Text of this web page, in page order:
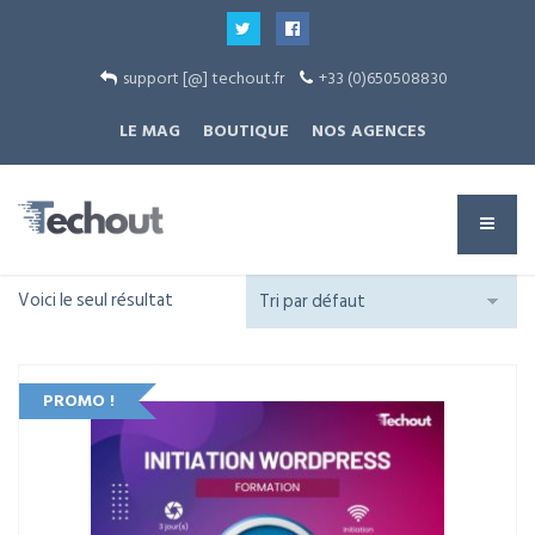
support [@] techout.fr
+33 (0)650508830
LE MAG
BOUTIQUE NOS AGENCES
Voici le seul résultat
PROMO !